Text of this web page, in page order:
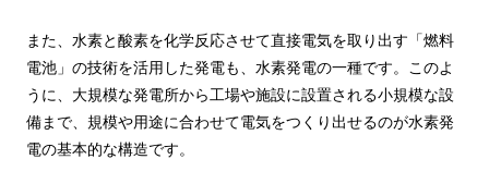
また、水素と酸素を化学反応させて直接電気を取り出す「燃料
電池」の技術を活用した発電も、水素発電の一種です。このよ
うに、大規模な発電所から工場や施設に設置される小規模な設
備まで、規模や用途に合わせて電気をつくり出せるのが水素発
電の基本的な構造です。